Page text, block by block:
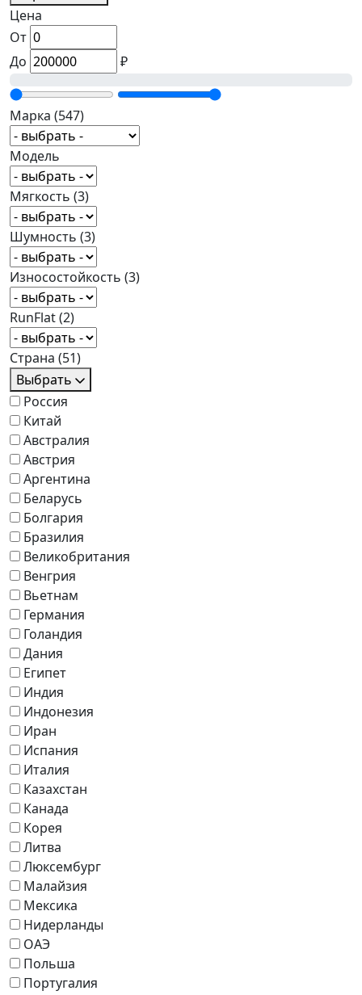
Цена
От
До
₽
Марка (547)
Модель
Мягкость (3)
Шумность (3)
Износостойкость (3)
RunFlat(2)
Страна (51)
Выбрать
Россия
Китай
Австралия
Австрия
Аргентина
Беларусь
Болгария
Бразилия
Великобритания
Венгрия
Вьетнам
Германия
Голандия
Дания
Египет
Индия
Индонезия
Иран
Испания
Италия
Казахстан
Канада
Корея
Литва
Люксембург
Малайзия
Мексика
Нидерланды
ОАЭ
Польша
Португалия